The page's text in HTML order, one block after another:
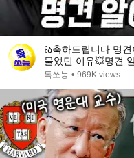
꒰ა축하드립니다 명
물었던 이유💥명견
간2 6회
톡쏘능 • 969K views